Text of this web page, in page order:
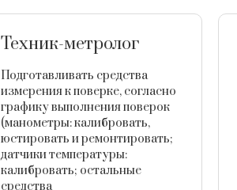
Техник-метролог
Подготавливать средства
измерения к поверке, согласно
графику выполнения поверок
(манометры: калибровать,
юстировать и ремонтировать;
датчики температуры:
калибровать; остальные
средства